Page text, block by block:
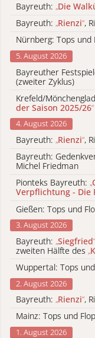
Bayreuth: „Die
Bayreuth: „Rienzi“,
Nürnberg: Tops und
5. August 2026
Bayreuther
(zweiter Zyklus)
Krefeld/
der Saison 2025/26“
4. August 2026
Bayreuth: „Rienzi“,
Bayreuth:
Michel Friedman
Pionteks Bayreuth: „
Verpflichtung - Die
Gießen: Tops und
3. August 2026
Bayreuth: „Siegfried“
zweiten Hälfte des „
Wuppertal: Tops
2. August 2026
Bayreuth: „Rienzi“,
Mainz: Tops und
1. August 2026